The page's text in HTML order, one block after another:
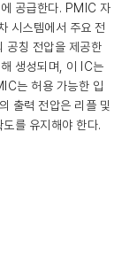
공급한다. PMIC 자
시스템에서 주요 전
공칭 전압을 제공한
생성되며, 이 IC는
는 허용 가능한 입
출력 전압은 리플 및
를 유지해야 한다.